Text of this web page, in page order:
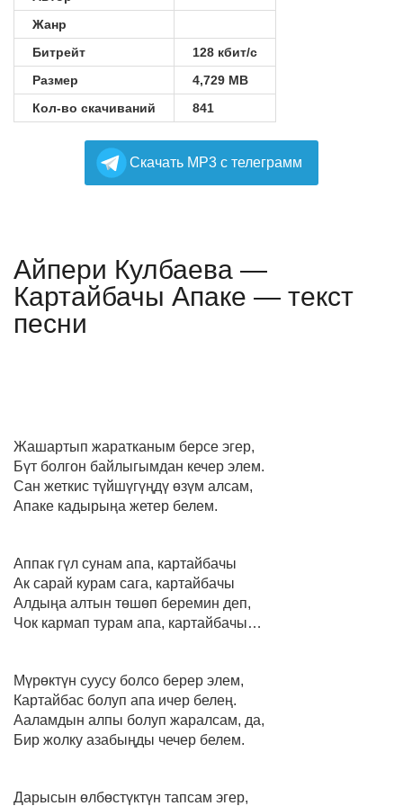
Жанр
Битрейт
128 кбит/с
Размер
4,729 MB
Кол-во скачиваний
841
Cкачать MP3 с телеграмм
Айпери Кулбаева —
Картайбачы Апаке — текст
песни
Жашартып жаратканым берсе эгер,
Бүт болгон байлыгымдан кечер элем.
Сан жеткис түйшүгүңдү өзүм алсам,
Апаке кадырыңа жетер белем.
Аппак гүл сунам апа, картайбачы
Ак сарай курам сага, картайбачы
Алдыңа алтын төшөп беремин деп,
Чок кармап турам апа, картайбачы…
Мүрөктүн суусу болсо берер элем,
Картайбас болуп апа ичер белең.
Ааламдын алпы болуп жаралсам, да,
Бир жолку азабыңды чечер белем.
Дарысын өлбөстүктүн тапсам эгер,